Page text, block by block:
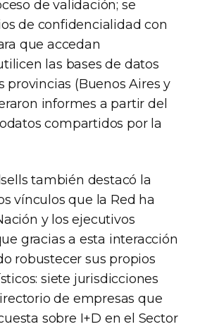
de validación; se
de confidencialidad con
que accedan
las bases de datos
provincias (Buenos Aires y
informes a partir del
compartidos por la
también destacó la
vínculos que la Red ha
y los ejecutivos
gracias a esta interacción
robustecer sus propios
siete jurisdicciones
de empresas que
sobre I+D en el Sector